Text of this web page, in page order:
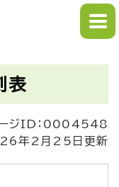
文へ
表
ジID：0004548
年2月25日更新